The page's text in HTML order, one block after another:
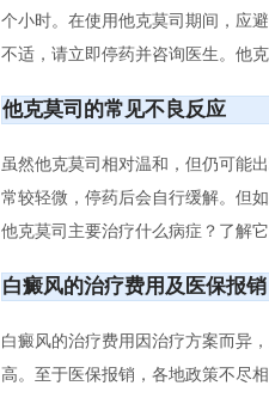
个小时。在使用他克莫司期间，应
不适，请立即停药并咨询医生。他
他克莫司的常见不良反应
虽然他克莫司相对温和，但仍可能
常较轻微，停药后会自行缓解。但
他克莫司主要治疗什么病症？了解
白癜风的治疗费用及医保报销
白癜风的治疗费用因治疗方案而异
高。至于医保报销，各地政策不尽